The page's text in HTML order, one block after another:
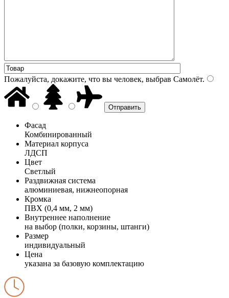
Пожалуйста, докажите, что вы человек, выбрав Самолёт.
Фасад
Комбинированный
Материал корпуса
ЛДСП
Цвет
Светлый
Раздвижная система
алюминиевая, нижнеопорная
Кромка
ПВХ (0,4 мм, 2 мм)
Внутреннее наполнение
на выбор (полки, корзины, штанги)
Размер
индивидуальный
Цена
указана за базовую комплектацию